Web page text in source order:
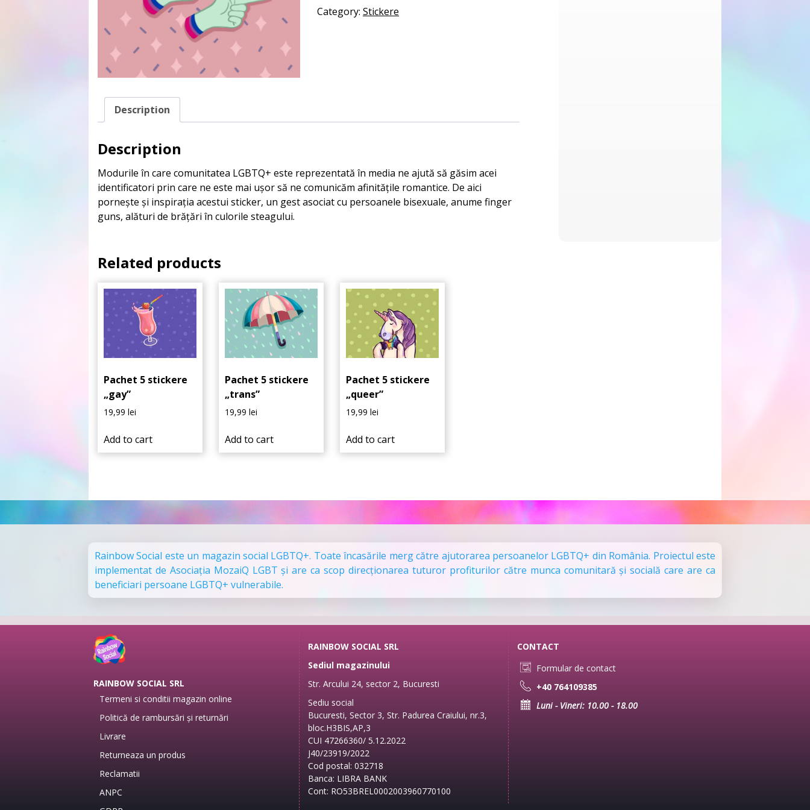
"bisex"
Category: Stickere
Description
Description
Modurile în care comunitatea LGBTQ+ este reprezentată în media ne ajută să găsim acei
identificatori prin care ne este mai ușor să ne comunicăm afinitățile romantice. De aici
pornește și inspirația acestui sticker, un gest asociat cu persoanele bisexuale, anume finger
guns, alături de brățări în culorile steagului.
Related products
Pachet 5 stickere
„gay”
19,99 lei
Add to cart
Pachet 5 stickere
„trans”
19,99 lei
Add to cart
Pachet 5 stickere
„queer”
19,99 lei
Add to cart
Rainbow Social este un magazin social LGBTQ+. Toate încasările merg către ajutorarea persoanelor LGBTQ+ din România. Proiectul este
implementat de Asociația MozaiQ LGBT și are ca scop direcționarea tuturor profiturilor către munca comunitară și socială care are ca
beneficiari persoane LGBTQ+ vulnerabile.
RAINBOW SOCIAL SRL
Termeni si conditii magazin online
Politică de rambursări și returnări
Livrare
Returneaza un produs
Reclamatii
ANPC
RAINBOW SOCIAL SRL
Sediul magazinului
Str. Arcului 24, sector 2, Bucuresti
Sediu social
Bucuresti, Sector 3, Str. Padurea Craiului, nr.3,
bloc.H3BIS,AP,3
CUI 47266360/ 5.12.2022
J40/23919/2022
Cod postal: 032718
Banca: LIBRA BANK
Cont: RO53BREL0002003960770100
CONTACT
Formular de contact
+40 764109385
Luni - Vineri: 10.00 - 18.00